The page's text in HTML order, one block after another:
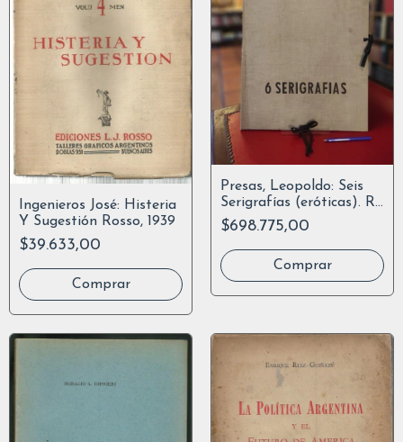
Ingenieros José: Histeria
Y Sugestión Rosso, 1939
$39.633,00
Presas, Leopoldo: Seis
Serigrafías (eróticas). R.
Squirru
$698.775,00